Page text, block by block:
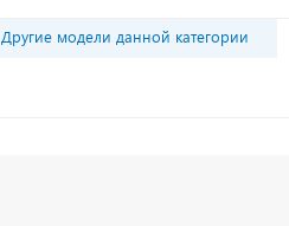
Другие модели данной категории